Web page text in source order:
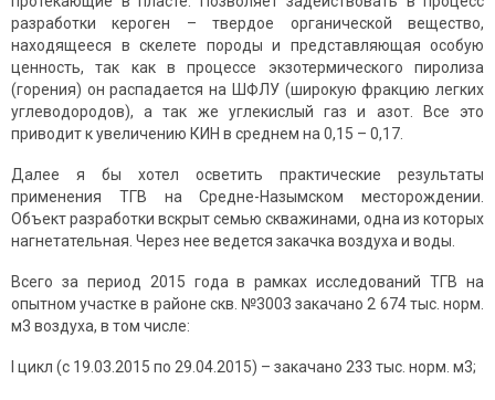
разработки кероген – твердое органической вещество,
находящееся в скелете породы и представляющая особую
ценность, так как в процессе экзотермического пиролиза
(горения) он распадается на ШФЛУ (широкую фракцию легких
углеводородов), а так же углекислый газ и азот. Все это
приводит к увеличению КИН в среднем на 0,15 – 0,17.
Далее я бы хотел осветить практические результаты
применения ТГВ на Средне-Назымском месторождении.
Объект разработки вскрыт семью скважинами, одна из которых
нагнетательная. Через нее ведется закачка воздуха и воды.
Всего за период 2015 года в рамках исследований ТГВ на
опытном участке в районе скв. №3003 закачано 2 674 тыс. норм.
м3 воздуха, в том числе:
I цикл (с 19.03.2015 по 29.04.2015) – закачано 233 тыс. норм. м3;